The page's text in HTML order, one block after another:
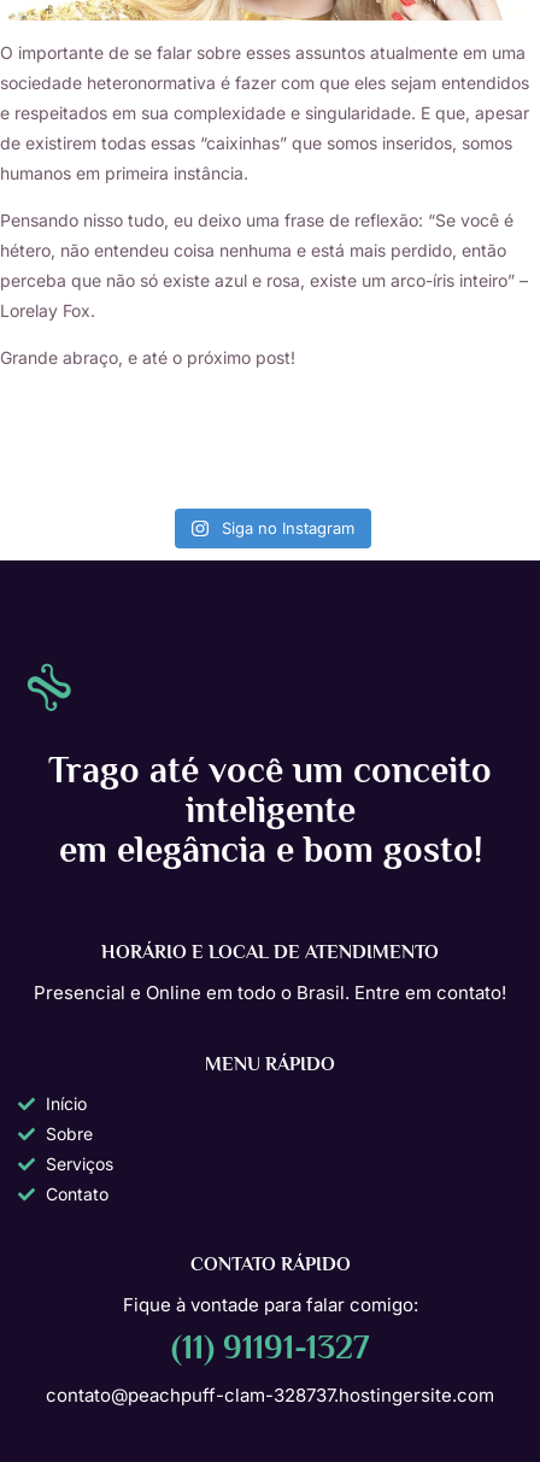
O importante de se falar sobre esses assuntos atualmente em uma
sociedade heteronormativa é fazer com que eles sejam entendidos
e respeitados em sua complexidade e singularidade. E que, apesar
de existirem todas essas “caixinhas” que somos inseridos, somos
humanos em primeira instância.
Pensando nisso tudo, eu deixo uma frase de reflexão: “Se você é
hétero, não entendeu coisa nenhuma e está mais perdido, então
perceba que não só existe azul e rosa, existe um arco-íris inteiro” –
Lorelay Fox.
Grande abraço, e até o próximo post!
Siga no Instagram
Trago até você um conceito
inteligente
em elegância e bom gosto!
HORÁRIO E LOCAL DE ATENDIMENTO
Presencial e Online em todo o Brasil. Entre em contato!
MENU RÁPIDO
Início
Sobre
Serviços
Contato
CONTATO RÁPIDO
Fique à vontade para falar comigo:
(11) 91191-1327
contato@peachpuff-clam-328737.hostingersite.com